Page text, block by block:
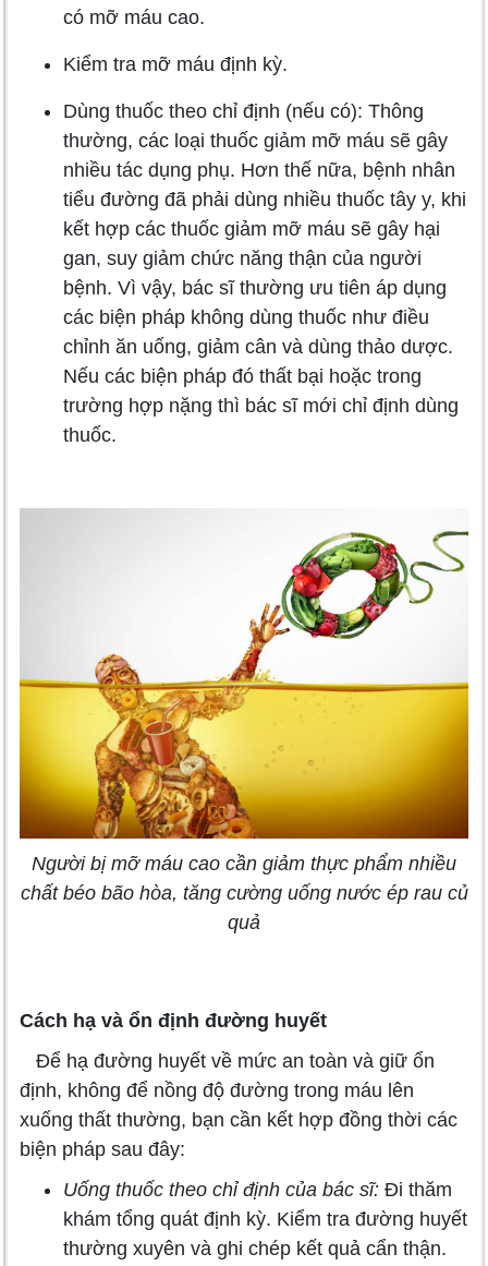
có mỡ máu cao.
Kiểm tra mỡ máu định kỳ.
Dùng thuốc theo chỉ định (nếu có): Thông
thường, các loại thuốc giảm mỡ máu sẽ gây
nhiều tác dụng phụ. Hơn thế nữa, bệnh nhân
tiểu đường đã phải dùng nhiều thuốc tây y, khi
kết hợp các thuốc giảm mỡ máu sẽ gây hại
gan, suy giảm chức năng thận của người
bệnh. Vì vậy, bác sĩ thường ưu tiên áp dụng
các biện pháp không dùng thuốc như điều
chỉnh ăn uống, giảm cân và dùng thảo dược.
Nếu các biện pháp đó thất bại hoặc trong
trường hợp nặng thì bác sĩ mới chỉ định dùng
thuốc.
Người bị mỡ máu cao cần giảm thực phẩm nhiều
chất béo bão hòa, tăng cường uống nước ép rau củ
quả
Cách hạ và ổn định đường huyết
Để hạ đường huyết về mức an toàn và giữ ổn
định, không để nồng độ đường trong máu lên
xuống thất thường, bạn cần kết hợp đồng thời các
biện pháp sau đây:
Uống thuốc theo chỉ định của bác sĩ: Đi thăm
khám tổng quát định kỳ. Kiểm tra đường huyết
thường xuyên và ghi chép kết quả cẩn thận.